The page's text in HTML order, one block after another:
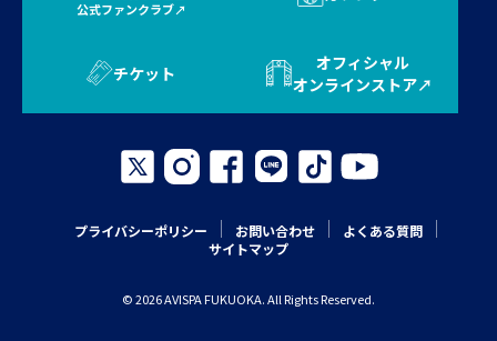
公式ファンクラブ
チケット
オフィシャル
オンラインストア
プライバシーポリシー お問い合わせ
よくある質問
サイトマップ
© 2026 AVISPA FUKUOKA. All Rights Reserved.